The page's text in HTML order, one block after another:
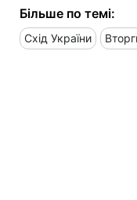
Більше по темі:
Схід України